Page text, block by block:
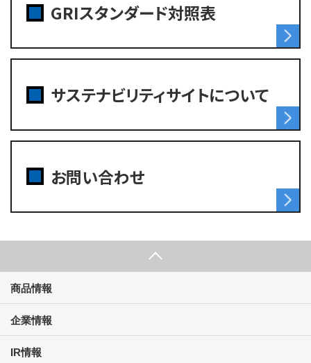
GRIスタンダード対照表
サステナビリティサイトについて
お問い合わせ
商品情報
企業情報
IR情報